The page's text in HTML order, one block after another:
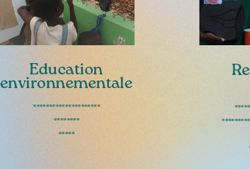
Education
environnementale
*********************
********
*****